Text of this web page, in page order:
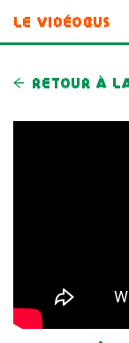
Le Vidéobus
Retour à